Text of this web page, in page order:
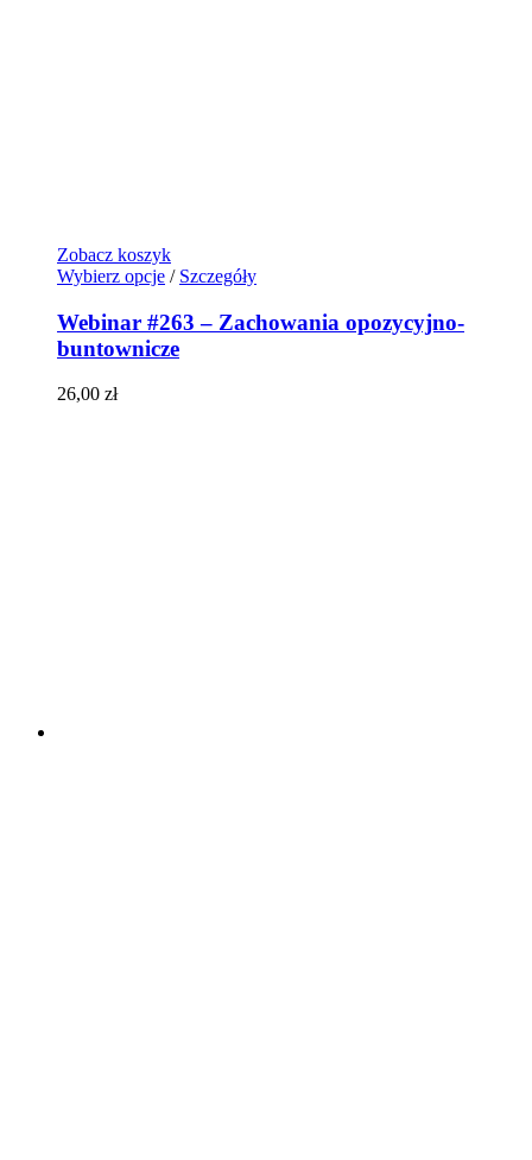
Zobacz koszyk
Wybierz opcje / Szczegóły
Webinar #263 – Zachowania opozycyjno-
buntownicze
26,00 zł